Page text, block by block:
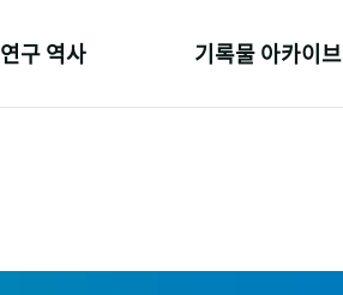
연구 역사 기록물 아카이브